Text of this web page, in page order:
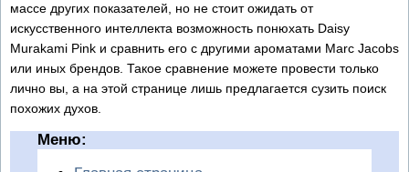
массе других показателей, но не стоит ожидать от
искусственного интеллекта возможность понюхать Daisy
Murakami Pink и сравнить его с другими ароматами Marc Jacobs
или иных брендов. Такое сравнение можете провести только
лично вы, а на этой странице лишь предлагается сузить поиск
похожих духов.
Меню: